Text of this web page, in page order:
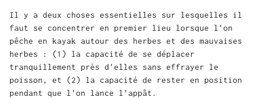
Il y a deux choses essentielles sur lesquelles il
faut se concentrer en premier lieu lorsque l'on
pêche en kayak autour des herbes et des mauvaises
herbes : (1) la capacité de se déplacer
tranquillement près d'elles sans effrayer le
poisson, et (2) la capacité de rester en position
pendant que l'on lance l'appât.